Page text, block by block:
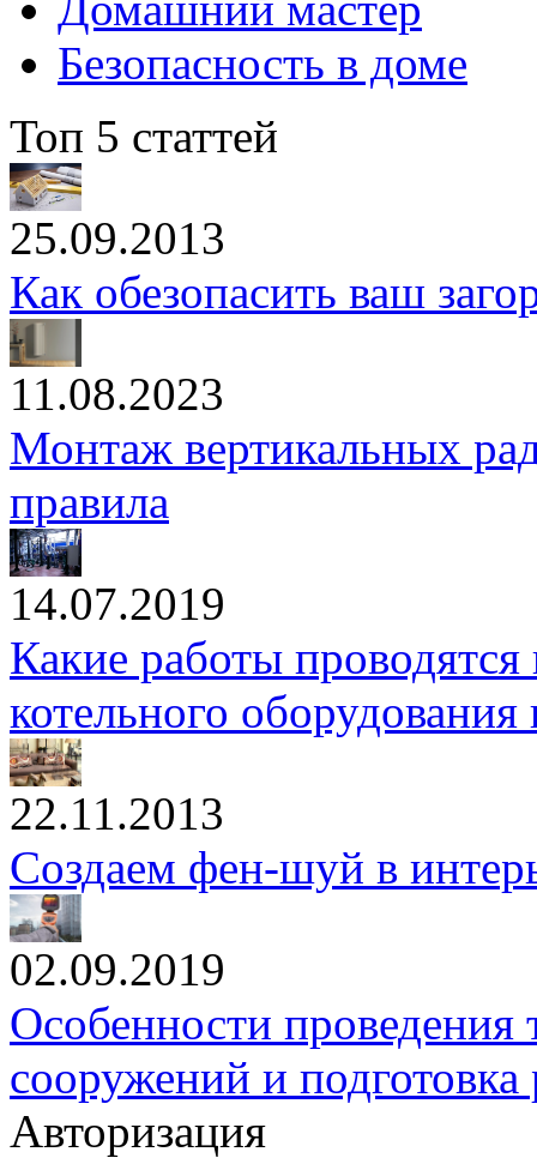
Безопасность в доме
Топ 5 статтей
25.09.2013
Как обезопасить ваш
11.08.2023
Монтаж вертикальных
правила
14.07.2019
Какие работы
котельного
22.11.2013
Создаем фен-шуй в
02.09.2019
Особенности проведения
сооружений и подготовка
Авторизация